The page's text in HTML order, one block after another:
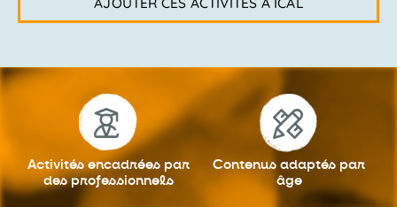
Activités encadrées par
des professionnels
Contenus adaptés par
âge